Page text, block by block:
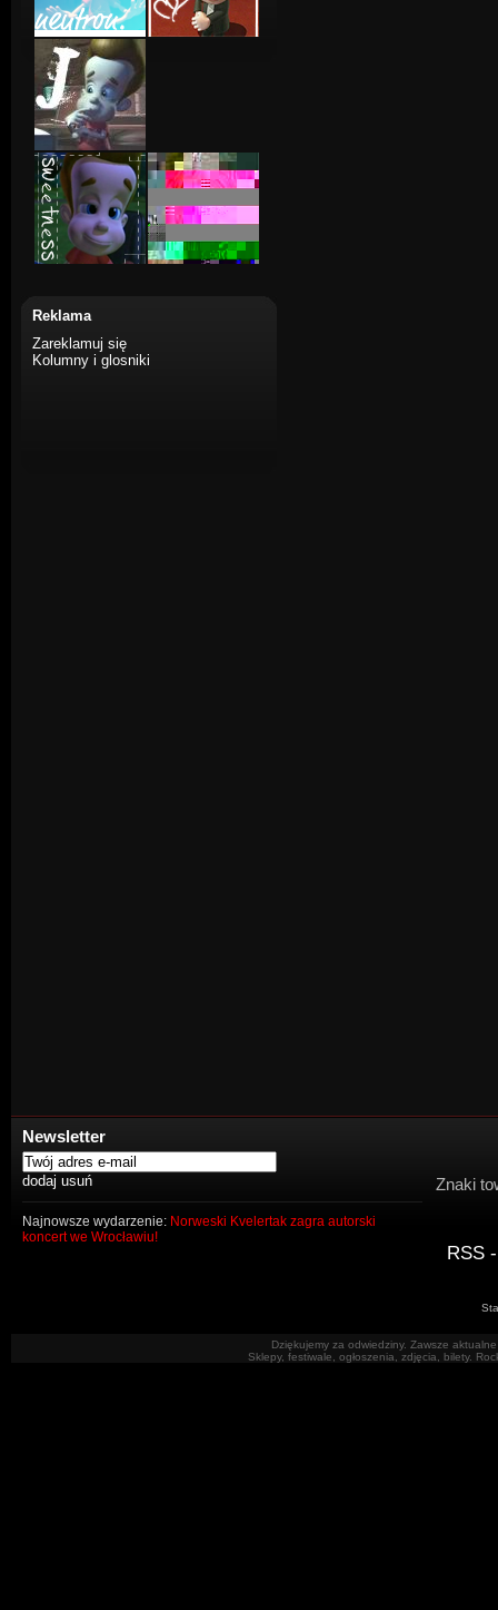
Reklama
Zareklamuj się
Kolumny i glosniki
Newsletter
Najnowsze wydarzenie: Norweski Kvelertak zagra autorski
koncert we Wrocławiu!
Znaki
RSS
Dziękujemy za odwiedziny. Zawsze
Sklepy, festiwale, ogłoszenia, zdjęcia, bilety.